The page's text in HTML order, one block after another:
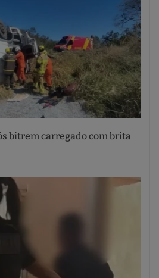
bitrem carregado com brita